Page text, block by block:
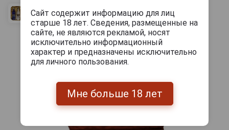
Сайт содержит информацию для лиц
старше 18 лет. Сведения, размещенные на
сайте, не являются рекламой, носят
исключительно информационный
характер и предназначены исключительно
для личного пользования.
Мне больше 18 лет